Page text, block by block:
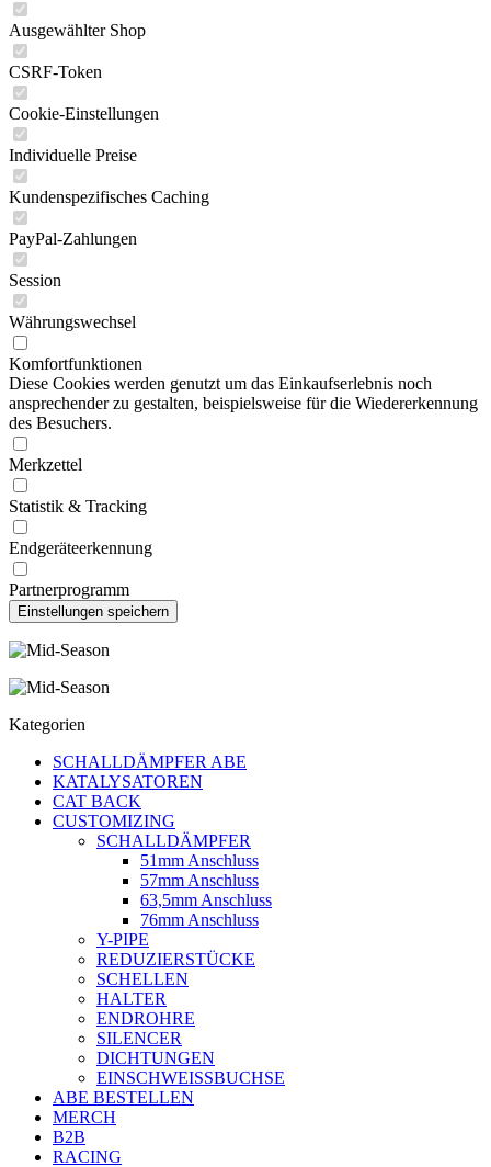
Ausgewählter Shop
CSRF-Token
Cookie-Einstellungen
Individuelle Preise
Kundenspezifisches Caching
PayPal-Zahlungen
Session
Währungswechsel
Komfortfunktionen
Diese Cookies werden genutzt um das Einkaufserlebnis noch
ansprechender zu gestalten, beispielsweise für die Wiedererkennung
des Besuchers.
Merkzettel
Statistik & Tracking
Endgeräteerkennung
Partnerprogramm
Kategorien
SCHALLDÄMPFER ABE
KATALYSATOREN
CAT BACK
CUSTOMIZING
SCHALLDÄMPFER
51mm Anschluss
57mm Anschluss
63,5mm Anschluss
76mm Anschluss
Y-PIPE
REDUZIERSTÜCKE
SCHELLEN
HALTER
ENDROHRE
SILENCER
DICHTUNGEN
EINSCHWEISSBUCHSE
ABE BESTELLEN
MERCH
B2B
RACING